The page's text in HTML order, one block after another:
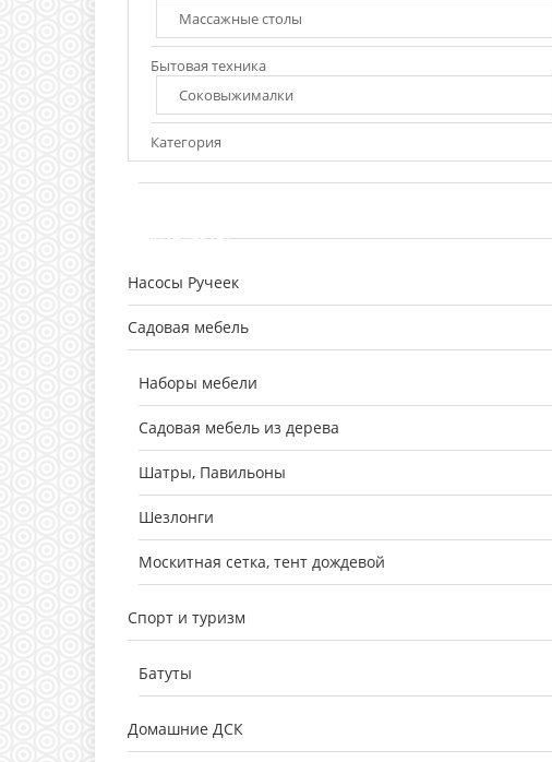
Массажные столы
Бытовая техника
Соковыжималки
Категория
Контакты
Насосы Ручеек
Садовая мебель
Наборы мебели
Садовая мебель из дерева
Шатры, Павильоны
Шезлонги
Москитная сетка, тент дождевой
Спорт и туризм
Батуты
Домашние ДСК